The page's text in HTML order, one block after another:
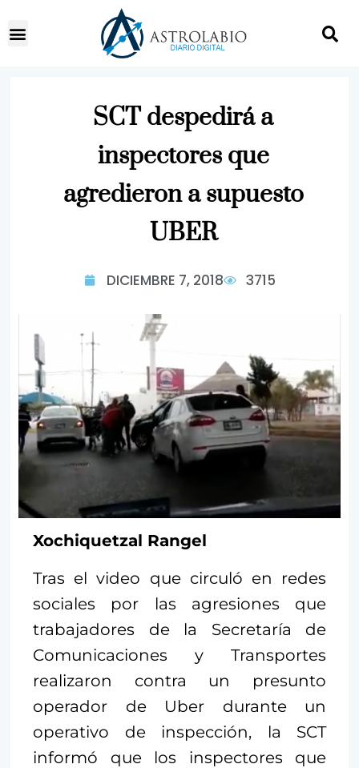
SCT despedirá a
inspectores que
agredieron a supuesto
UBER
DICIEMBRE 7, 2018 3715
Xochiquetzal Rangel
Tras el video que circuló en redes
sociales por las agresiones que
trabajadores de la Secretaría de
Comunicaciones y Transportes
realizaron contra un presunto
operador de Uber durante un
operativo de inspección, la SCT
informó que los inspectores que